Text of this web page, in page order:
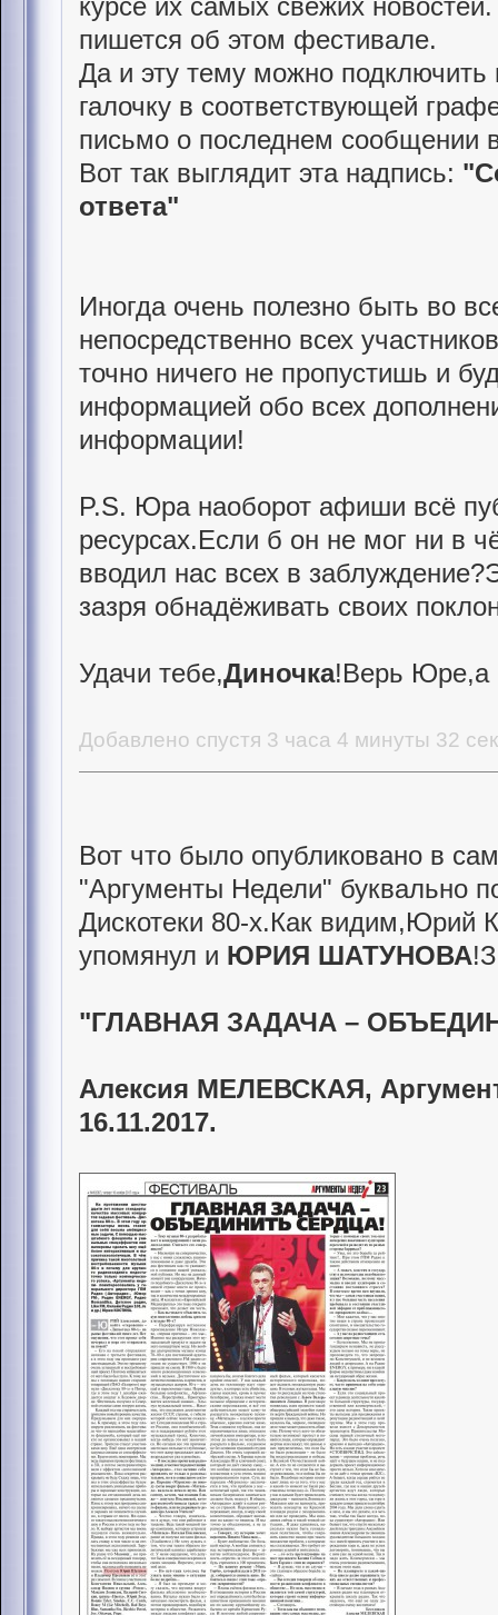
курсе их самых свежих
пишется об этом фестивале.
Да и эту тему можно
галочку в соответствующей
письмо о последнем сообщении
Вот так выглядит эта надпись:
ответа"
Иногда очень полезно быть во
непосредственно всех
точно ничего не пропустишь и
информацией обо всех
информации!
P.S. Юра наоборот афиши всё
ресурсах.Если б он не мог ни в
вводил нас всех в
зазря обнадёживать своих
Удачи тебе,Диночка!Верь Юре,а
Добавлено спустя 3 часа 4 минуты 32
Вот что было опубликовано в
"Аргументы Недели" буквально
Дискотеки 80-х.Как видим,Юрий
упомянул и ЮРИЯ ШАТУНОВА
"ГЛАВНАЯ ЗАДАЧА –
Алексия МЕЛЕВСКАЯ,
16.11.2017.